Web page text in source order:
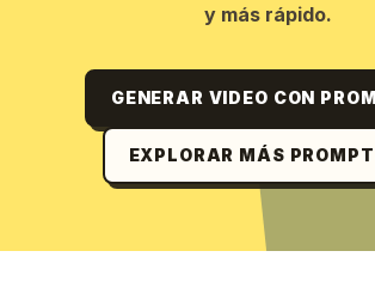
y más rápido.
GENERAR VIDEO CON
EXPLORAR MÁS